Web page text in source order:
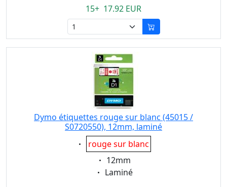
15+ 17.92 EUR
Dymo étiquettes rouge sur blanc (45015 /
S0720550), 12mm, laminé
Eigenschaft:
rouge sur blanc
Eigenschaft:
12mm
Eigenschaft:
Laminé